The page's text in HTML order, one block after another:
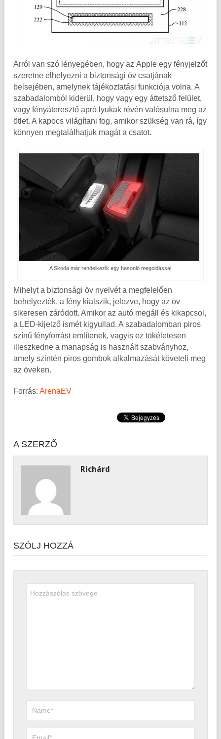
Arról van szó lényegében, hogy az Apple egy fényjelzőt
szeretne elhelyezni a biztonsági öv csatjának
belsejében, amelynek tájékoztatási funkciója volna. A
szabadalomból kiderül, hogy vagy egy áttetsző felület,
vagy fényáteresztő apró lyukak révén valósulna meg az
ötlet. A kapocs világítani fog, amikor szükség van rá, így
könnyen megtalálhatjuk magát a csatot.
A Skoda már rendelkezik egy hasonló megoldással
Mihelyt a biztonsági öv nyelvét a megfelelően
behelyezték, a fény kialszik, jelezve, hogy az öv
sikeresen záródott. Amikor az autó megáll és kikapcsol,
a LED-kijelző ismét kigyullad. A szabadalomban piros
színű fényforrást említenek, vagyis ez tökéletesen
illeszkedne a manapság is használt szabványhoz,
amely szintén piros gombok alkalmazását követeli meg
az öveken.
Forrás: ArenaEV
A SZERZŐ
Richárd
SZÓLJ HOZZÁ